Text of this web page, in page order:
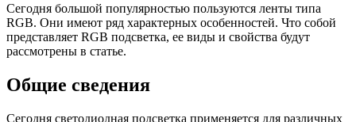
Сегодня большой популярностью пользуются ленты типа
RGB. Они имеют ряд характерных особенностей. Что собой
представляет RGB подсветка, ее виды и свойства будут
рассмотрены в статье.
Общие сведения
Сегодня светодиодная подсветка применяется для различных